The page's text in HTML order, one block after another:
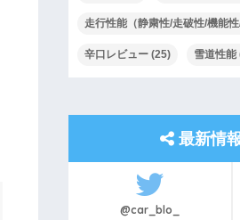
走行性能（静粛性/走破性/機能性
辛口レビュー (25) 雪道性能
最新情
@car_blo_